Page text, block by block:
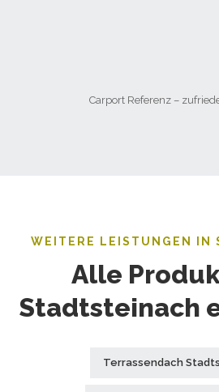
Carport Referenz –
WEITERE LEISTUNGEN IN
Alle
Stadtsteinach
Terrassendach